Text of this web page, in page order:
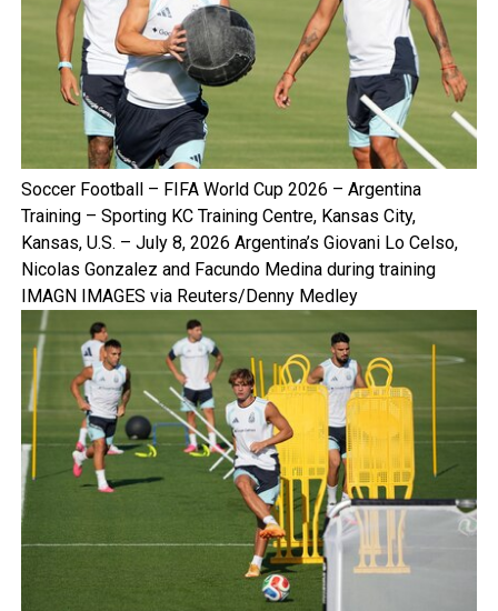
Soccer Football – FIFA World Cup 2026 – Argentina
Training – Sporting KC Training Centre, Kansas City,
Kansas, U.S. – July 8, 2026 Argentina’s Giovani Lo Celso,
Nicolas Gonzalez and Facundo Medina during training
IMAGN IMAGES via Reuters/Denny Medley